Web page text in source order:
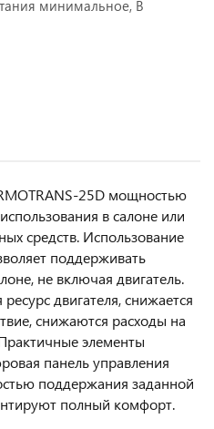
минимальное, В
25D мощностью
в салоне или
средств. Использование
поддерживать
не включая двигатель.
двигателя, снижается
снижаются расходы на
элементы
панель управления
поддержания заданной
полный комфорт.